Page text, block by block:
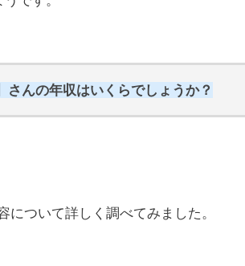
さんの年収はいくらでしょうか？
ついて詳しく調べてみました。